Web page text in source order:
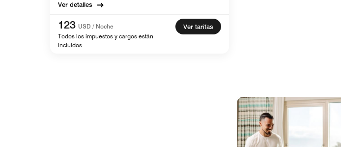
Ver detalles
123 USD / Noche
Todos los impuestos y cargos están
incluidos
Ver tarifas